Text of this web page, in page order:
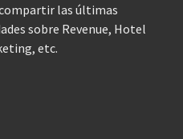
las últimas
sobre Revenue, Hotel
etc.